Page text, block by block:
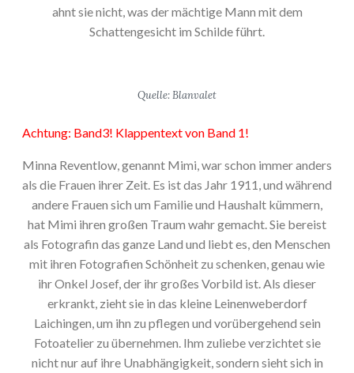
ahnt sie nicht, was der mächtige Mann mit dem
Schattengesicht im Schilde führt.
Quelle: Blanvalet
Achtung: Band3! Klappentext von Band 1!
Minna Reventlow, genannt Mimi, war schon immer anders
als die Frauen ihrer Zeit. Es ist das Jahr 1911, und während
andere Frauen sich um Familie und Haushalt kümmern,
hat Mimi ihren großen Traum wahr gemacht. Sie bereist
als Fotografin das ganze Land und liebt es, den Menschen
mit ihren Fotografien Schönheit zu schenken, genau wie
ihr Onkel Josef, der ihr großes Vorbild ist. Als dieser
erkrankt, zieht sie in das kleine Leinenweberdorf
Laichingen, um ihn zu pflegen und vorübergehend sein
Fotoatelier zu übernehmen. Ihm zuliebe verzichtet sie
nicht nur auf ihre Unabhängigkeit, sondern sieht sich in